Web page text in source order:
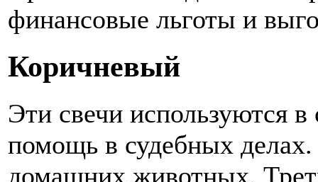
финансовые льготы и
Коричневый
Эти свечи используются
помощь в судебных
домашних животных.